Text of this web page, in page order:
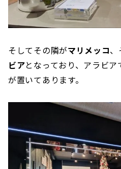
そしてその隣がマリメッコ、
ビアとなっており、アラビ
が置いてあります。